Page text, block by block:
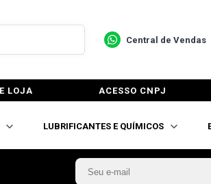
Central de Vendas
LOJA ACESSO CNPJ
LUBRIFICANTES E QUÍMICOS